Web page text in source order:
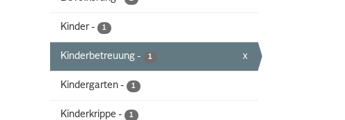
Kinder - 1
Kinderbetreuung - 1 x
Kindergarten - 1
Kinderkrippe - 1